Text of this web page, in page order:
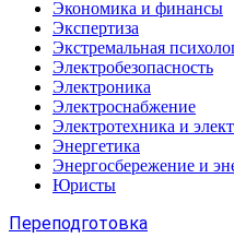
Экономика и финансы
Экспертиза
Экстремальная
Электробезопасность
Электроника
Электроснабжение
Электротехника и
Энергетика
Энергосбережение и
Юристы
Переподготовка